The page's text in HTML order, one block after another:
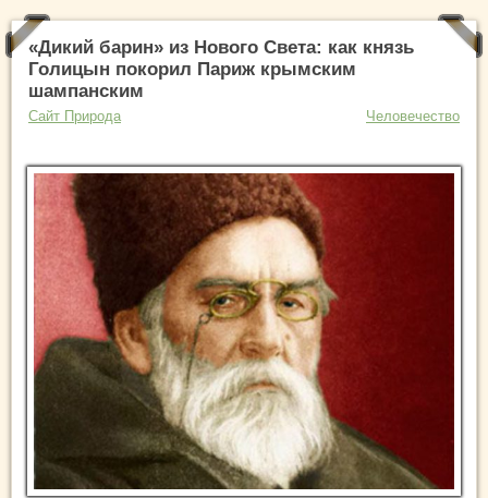
«Дикий барин» из Нового Света: как князь
Голицын покорил Париж крымским
шампанским
Сайт Природа Человечество